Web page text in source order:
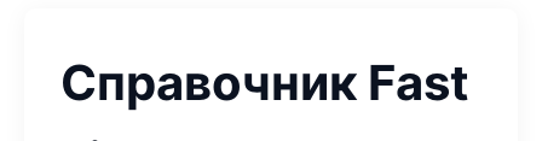
Справочник Fast